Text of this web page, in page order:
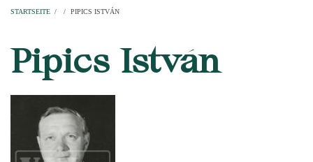
STARTSEITE / / PIPICS ISTVÁN
Pipics István